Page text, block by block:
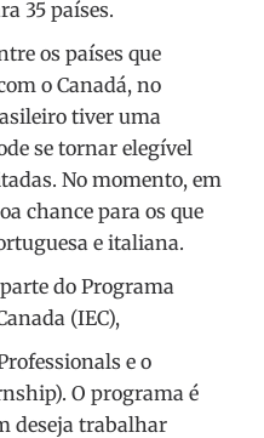
35 países.
os países que
o Canadá, no
tiver uma
se tornar elegível
No momento, em
chance para os que
e italiana.
do Programa
(IEC),
e o
O programa é
deseja trabalhar